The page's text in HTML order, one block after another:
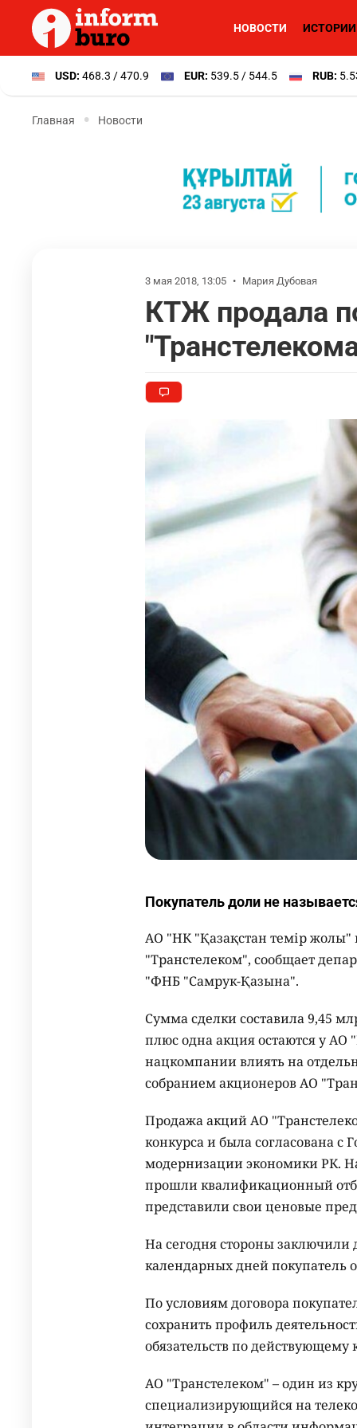
НОВОСТИ ИСТОРИИ
USD: 468.3 / 470.9 EUR: 539.5 / 544.5 RUB:
Главная Новости
3 мая 2018, 13:05 • Мария Дубовая
КТЖ продала
Покупатель доли не
АО "НК "Қазақстан темір жолы"
"Транстелеком", сообщает
"ФНБ "Самрук-Қазына".
Сумма сделки составила 9,45
плюс одна акция остаются у АО
нацкомпании влиять на
собранием акционеров АО
Продажа акций АО
конкурса и была согласована с
модернизации экономики РК.
прошли квалификационный
представили свои ценовые
На сегодня стороны заключили
календарных дней покупатель
По условиям договора
сохранить профиль
обязательств по действующему
АО "Транстелеком" – один из
специализирующийся на